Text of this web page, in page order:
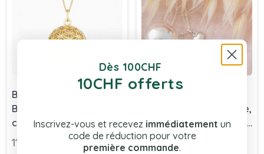
Bola Ilado Fleur de Vie,
Bijou Grossesse avec
chaînette, Doré
119,00 chf
Argent, marque Aismée,
Bijou Grossesse, Cadeau
Bijou Future Maman
79,90 chf
Dès 100CHF
10CHF offerts
Inscrivez-vous et recevez immédiatement un
code de réduction pour votre
première commande.